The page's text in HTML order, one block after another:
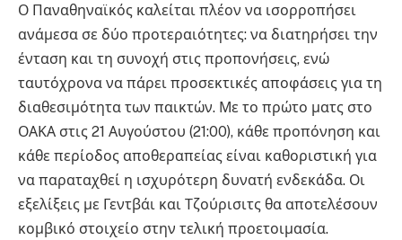
Ο Παναθηναϊκός καλείται πλέον να ισορροπήσει
ανάμεσα σε δύο προτεραιότητες: να διατηρήσει την
ένταση και τη συνοχή στις προπονήσεις, ενώ
ταυτόχρονα να πάρει προσεκτικές αποφάσεις για τη
διαθεσιμότητα των παικτών. Με το πρώτο ματς στο
ΟΑΚΑ στις 21 Αυγούστου (21:00), κάθε προπόνηση και
κάθε περίοδος αποθεραπείας είναι καθοριστική για
να παραταχθεί η ισχυρότερη δυνατή ενδεκάδα. Οι
εξελίξεις με Γεντβάι και Τζούρισιτς θα αποτελέσουν
κομβικό στοιχείο στην τελική προετοιμασία.